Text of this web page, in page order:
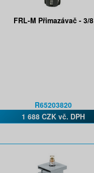
FRL-M Přimazávač - 3/8
R65203820
1 688 CZK vč. DPH